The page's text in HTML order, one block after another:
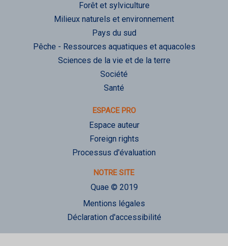
Forêt et sylviculture
Milieux naturels et environnement
Pays du sud
Pêche - Ressources aquatiques et aquacoles
Sciences de la vie et de la terre
Société
Santé
ESPACE PRO
Espace auteur
Foreign rights
Processus d'évaluation
NOTRE SITE
Quae © 2019
Mentions légales
Déclaration d'accessibilité